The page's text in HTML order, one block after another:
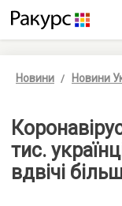
Новини Новини
тис.
вдвічі